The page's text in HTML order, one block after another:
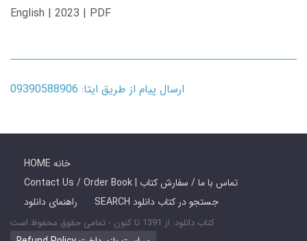
English | 2023 | PDF
ارسال پیام از طریق ایتا: 09390588906
HOME خانه
Contact Us / Order Book | تماس با ما / سفارش کتاب
راهنمای دانلود
SEARCH جستجو در کتاب دانلود
کتاب دانلود: از 1391 تا کنون - تمامی حقوق محفوظ است